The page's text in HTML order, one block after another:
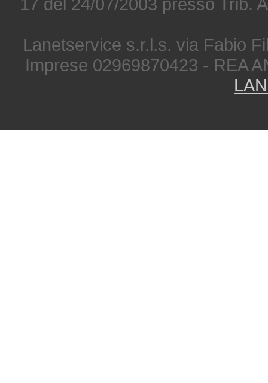
Lanetservice s.r.l.s. via Fabio
Imprese 02969870423 - REA